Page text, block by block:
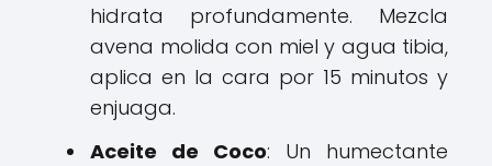
hidrata profundamente. Mezcla
avena molida con miel y agua tibia,
aplica en la cara por 15 minutos y
enjuaga.
Aceite de Coco: Un humectante